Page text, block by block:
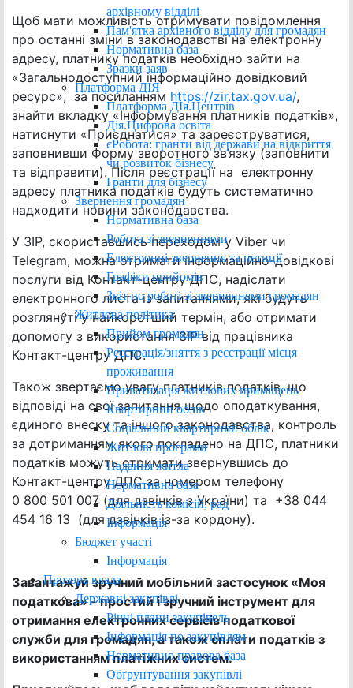
архівному відділі
Пам'ятка архівного відділу для громадян
Нормативна база
Зразки заяв
Платформа ДІЯ
Платформа ДІя.Центрів
Дія.Цифрова освіта
єРобота: гранти від держави на відкриття
чи розвиток бізнесу
Гранти для бізнесу
Звернення громадян
Нормативна база
Робота зі зверненнями
Електронні звернення та петиції
Графіки прийомів
Звіт по роботі зі зверненнями громадян
Житлова політика
Прийом громадян
Реєстрація/зняття з реєстрації місця
проживання
Приватизація житлових приміщень
Квартирний облік
Соціальний квартирний облік
Житлові програми
Надання житла
Нормативна база
Діяльність комісій, рад
Інформація
Бюджет участі
Інформація
Прозора влада
Державні закупівлі
Річні плани закупівель
Інформація по закупівлям
Нормативно правова база
Обґрунтування закупівлі
Щоб мати можливість отримувати повідомлення
про останні зміни в законодавстві на електронну
адресу, платнику податків необхідно зайти на
«Загальнодоступний інформаційно довідковий
ресурс», за посиланням https://zir.tax.gov.ua/,
знайти вкладку «Інформування платників податків»,
натиснути «Приєднатися» та зареєструватися,
заповнивши Форму зворотного зв’язку (заповнити
та відправити). Після реєстрації на електронну
адресу платника податків будуть систематично
надходити новини законодавства.
У ЗІР, скориставшись переходом у Viber чи
Telegram, можна отримати інформаційно-довідкові
послуги від Контакт-центру ДПС, надіслати
електронного листа із запитаннями, які будуть
розглянуті у найкоротший термін, або отримати
допомогу з використання ЗІР від працівника
Контакт-центру ДПС.
Також звертаємо увагу платників податків, що
відповіді на свої запитання щодо оподаткування,
єдиного внеску та іншого законодавства, контроль
за дотриманням якого покладено на ДПС, платники
податків можуть отримати звернувшись до
Контакт-центру ДПС за номером телефону
0 800 501 007 (для дзвінків з України) та +38 044
454 16 13 (для дзвінків із-за кордону).
Завантажуй зручний мобільний застосунок «Моя
податкова» - простий і зручний інструмент для
отримання електронних сервісів податкової
служби для громадян,а також сплати податків з
використанням платіжних систем.